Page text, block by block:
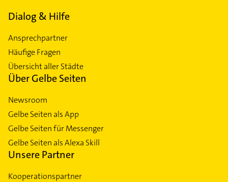
Dialog & Hilfe
Ansprechpartner
Häufige Fragen
Übersicht aller Städte
Über Gelbe Seiten
Newsroom
Gelbe Seiten als App
Gelbe Seiten für Messenger
Gelbe Seiten als Alexa Skill
Unsere Partner
Kooperationspartner